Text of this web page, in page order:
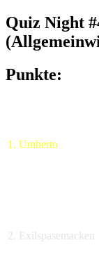
Quiz Night
Punkte:
1. Umberto
2. Exilspasemacken